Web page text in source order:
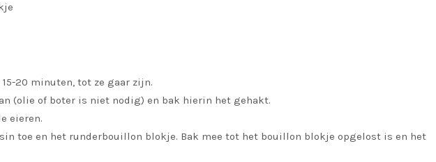
20 minuten, tot ze gaar zijn.
(olie of boter is niet nodig) en bak hierin het gehakt.
eieren.
toe en het runderbouillon blokje. Bak mee tot het bouillon blokje opgelost is en het